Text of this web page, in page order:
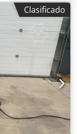
aprox.: 36 / 45 /
corte aprox.:
plano aprox.:
Clasificado